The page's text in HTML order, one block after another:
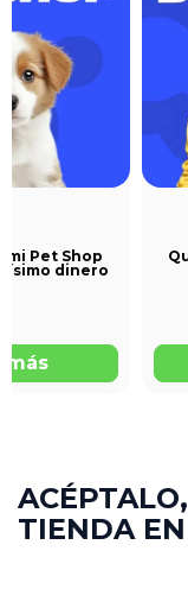
Pet Shop
dinero
más
TIENDA